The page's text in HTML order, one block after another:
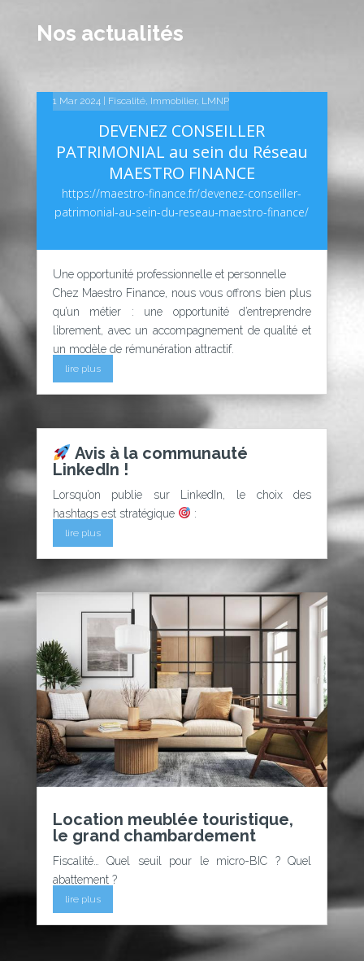
Nos actualités
DEVENEZ CONSEILLER
PATRIMONIAL au sein du Réseau
MAESTRO FINANCE
https://maestro-finance.fr/devenez-conseiller-
patrimonial-au-sein-du-reseau-maestro-finance/
14 Fév 2025 |Linkedin
Une opportunité professionnelle et personnelle
Chez Maestro Finance, nous vous offrons bien plus
qu’un métier : une opportunité d’entreprendre
librement, avec un accompagnement de qualité et
un modèle de rémunération attractif.
lire plus
Avis à la communauté
LinkedIn !
10 Fév 2025 |Linkedin
Lorsqu’on publie sur LinkedIn, le choix des
hashtags est stratégique
:
lire plus
Location meublée touristique,
le grand chambardement
1 Mar 2024| Fiscalité, Immobilier, LMNP
Fiscalité… Quel seuil pour le micro-BIC ? Quel
abattement ?
lire plus